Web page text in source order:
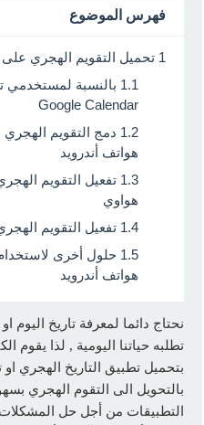
فهرس الموضوع
1 تحميل التقويم الهجري على
1.1 بالنسبة لمستخدمي
Google Calendar
1.2 دمج التقويم
هواتف أندرويد
1.3 تفعيل التقويم
هواوي
1.4 تفعيل التقويم
1.5 حلول أخرى
هواتف أندرويد
نحتاج دائما لمعرفة تاريخ اليوم او
تطلبه حياتنا اليومية , لذا يقوم
بتحميل تطبيق التاريخ الهجري
بالتحويل الى التقوم الهجري
التطبيقات من أجل حل